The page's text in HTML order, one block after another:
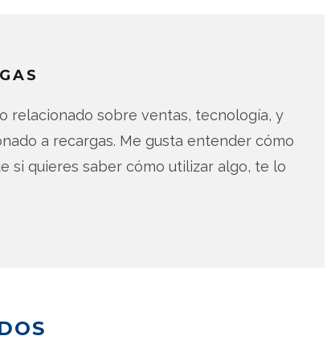
relacionado sobre ventas, tecnología, y
a recargas. Me gusta entender cómo
si quieres saber cómo utilizar algo, te lo